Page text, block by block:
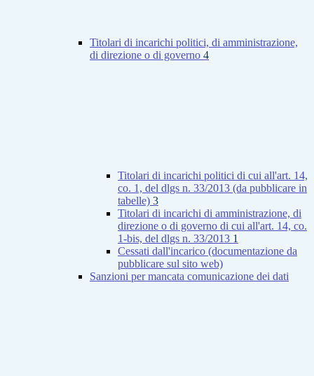
Titolari di incarichi politici, di amministrazione,
di direzione o di governo 4
Titolari di incarichi politici di cui all'art. 14,
co. 1, del dlgs n. 33/2013 (da pubblicare in
tabelle) 3
Titolari di incarichi di amministrazione, di
direzione o di governo di cui all'art. 14, co.
1-bis, del dlgs n. 33/2013 1
Cessati dall'incarico (documentazione da
pubblicare sul sito web)
Sanzioni per mancata comunicazione dei dati